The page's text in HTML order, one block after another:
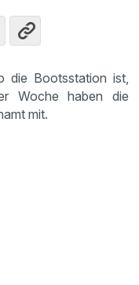
die Bootsstation ist,
Woche haben die
mit.